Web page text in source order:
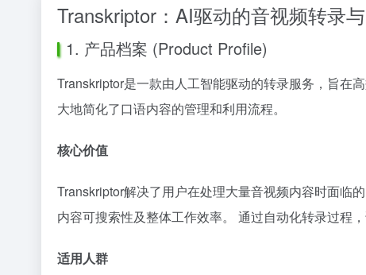
Transkriptor：AI驱动的音视频转录
1. 产品档案 (Product Profile)
Transkriptor是一款由人工智能驱动的转录服务，旨在
大地简化了口语内容的管理和利用流程。
核心价值
Transkriptor解决了用户在处理大量音视频内容时面临
内容可搜索性及整体工作效率。 通过自动化转录过程
适用人群